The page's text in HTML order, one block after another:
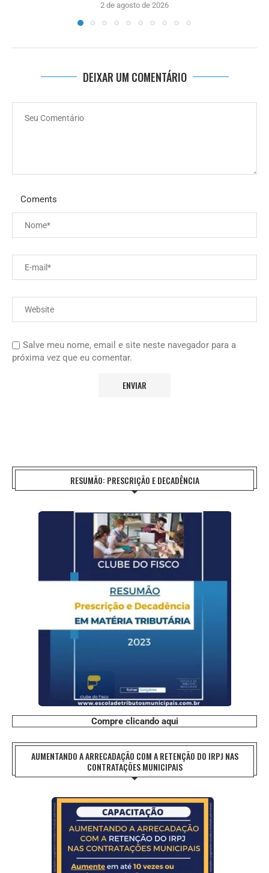
2 de agosto de 2026
DEIXAR UM COMENTÁRIO
Coments
Salve meu nome, email e site neste navegador para a
próxima vez que eu comentar.
RESUMÃO: PRESCRIÇÃO E DECADÊNCIA
Compre clicando aqui
AUMENTANDO A ARRECADAÇÃO COM A RETENÇÃO DO IRPJ NAS
CONTRATAÇÕES MUNICIPAIS